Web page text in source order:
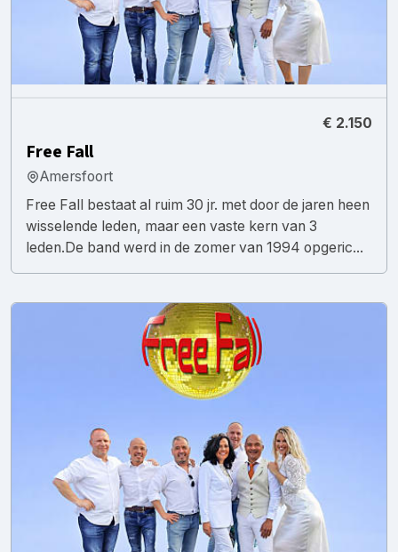
€ 2.150
Free Fall
Amersfoort
Free Fall bestaat al ruim 30 jr. met door de jaren heen
wisselende leden, maar een vaste kern van 3
leden.De band werd in de zomer van 1994 opgeric...